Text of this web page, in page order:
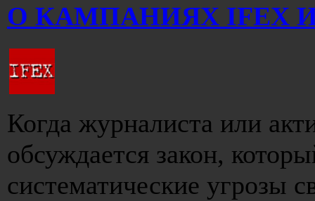
О КАМПАНИЯХ IFEX
Когда журналиста или
обсуждается закон,
систематические угрозы